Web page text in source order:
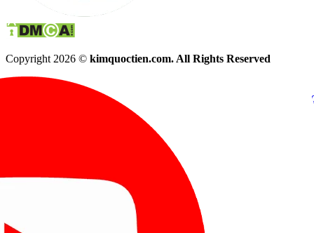
Copyright 2026 © kimquoctien.com. All Rights Reserved
(8h00 - 21h30)
(8h00 -